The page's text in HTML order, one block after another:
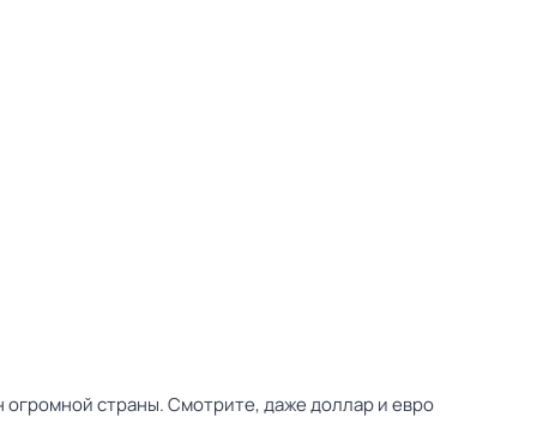
страны. Смотрите, даже доллар и евро